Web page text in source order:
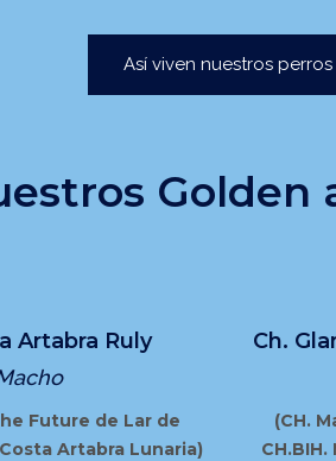
Así viven nuestros perros
Golden
Artabra Ruly
Future de Lar de
Artabra Lunaria)
Ch.
(CH.